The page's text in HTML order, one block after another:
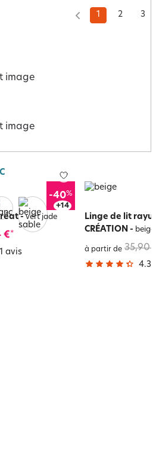
1 2 3
-40%
+18
-vert jade
€*
avis
Linge de lit
CRÉATION - beige
à partir de 35,90
4.3